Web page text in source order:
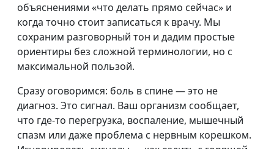
объяснениями «что делать прямо сейчас» и
когда точно стоит записаться к врачу. Мы
сохраним разговорный тон и дадим простые
ориентиры без сложной терминологии, но с
максимальной пользой.
Сразу оговоримся: боль в спине — это не
диагноз. Это сигнал. Ваш организм сообщает,
что где-то перегрузка, воспаление, мышечный
спазм или даже проблема с нервным корешком.